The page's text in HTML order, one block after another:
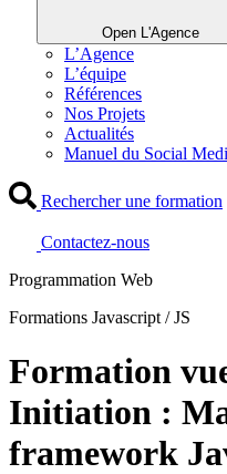
Open L'Agence
L’Agence
L’équipe
Références
Nos Projets
Actualités
Manuel du Social
Rechercher une formation
Contactez-nous
Programmation Web
Formations Javascript / JS
Formation
Initiation :
framework